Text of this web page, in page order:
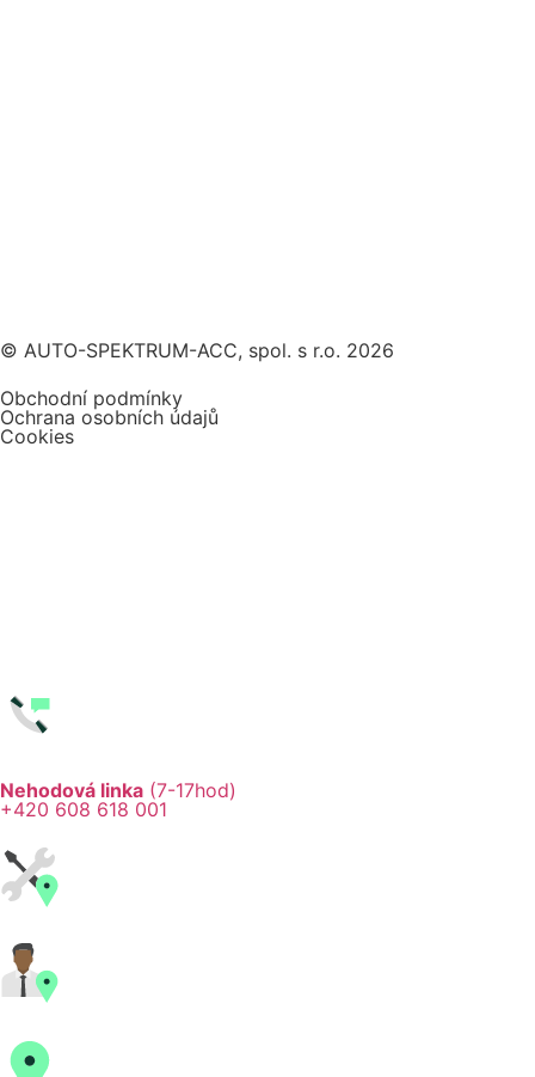
© AUTO-SPEKTRUM-ACC, spol. s r.o. 2026
Obchodní podmínky
Ochrana osobních údajů
Cookies
Nehodová linka (7-17hod)
+420 608 618 001